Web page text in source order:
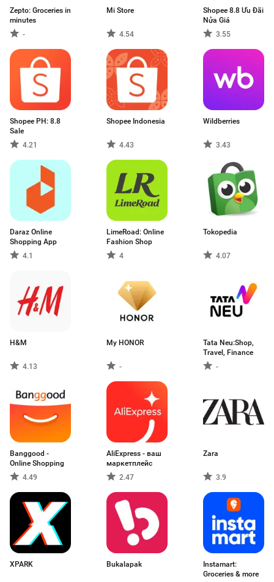
Zepto: Groceries in
minutes
-
Mi Store
4.54
Shopee 8.8 Ưu Đãi
Nửa Giá
3.55
Shopee PH: 8.8
Sale
4.21
Shopee Indonesia
4.43
Wildberries
3.43
Daraz Online
Shopping App
4.1
LimeRoad: Online
Fashion Shop
4
Tokopedia
4.07
H&M
4.13
My HONOR
-
Tata Neu:Shop,
Travel, Finance
-
Banggood -
Online Shopping
4.49
AliExpress - ваш
маркетплейс
2.47
Zara
3.9
XPARK Bukalapak
Instamart:
Groceries & more